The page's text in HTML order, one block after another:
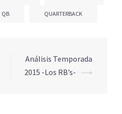
QB QUARTERBACK
Análisis Temporada
2015 -Los RB’s- ⟶